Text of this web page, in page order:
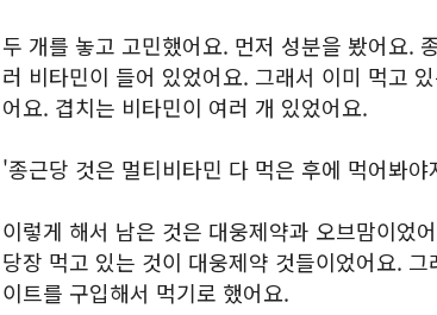
두 개를 놓고 고민했어요. 먼저 성분을 봤어요.
러 비타민이 들어 있었어요. 그래서 이미 먹고
어요. 겹치는 비타민이 여러 개 있었어요.
'종근당 것은 멀티비타민 다 먹은 후에 먹어봐야
이렇게 해서 남은 것은 대웅제약과 오브맘이었
당장 먹고 있는 것이 대웅제약 것들이었어요.
이트를 구입해서 먹기로 했어요.